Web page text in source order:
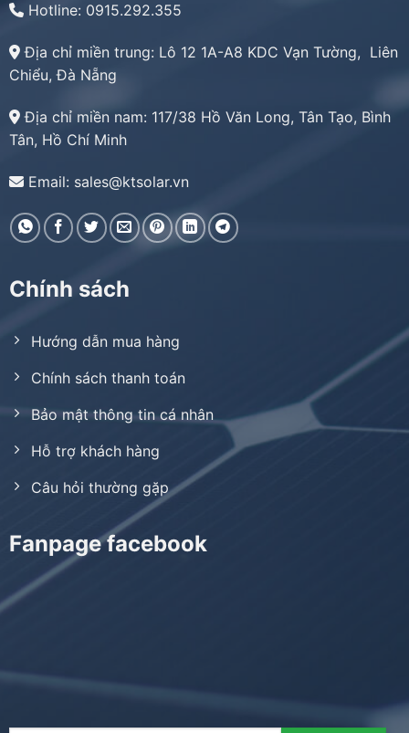
Hotline: 0915.292.355
Địa chỉ miền trung: Lô 12 1A-A8 KDC Vạn Tường, Liên
Chiểu, Đà Nẵng
Địa chỉ miền nam: 117/38 Hồ Văn Long, Tân Tạo, Bình
Tân, Hồ Chí Minh
Email: sales@ktsolar.vn
Chính sách
Hướng dẫn mua hàng
Chính sách thanh toán
Bảo mật thông tin cá nhân
Hỗ trợ khách hàng
Câu hỏi thường gặp
Fanpage facebook